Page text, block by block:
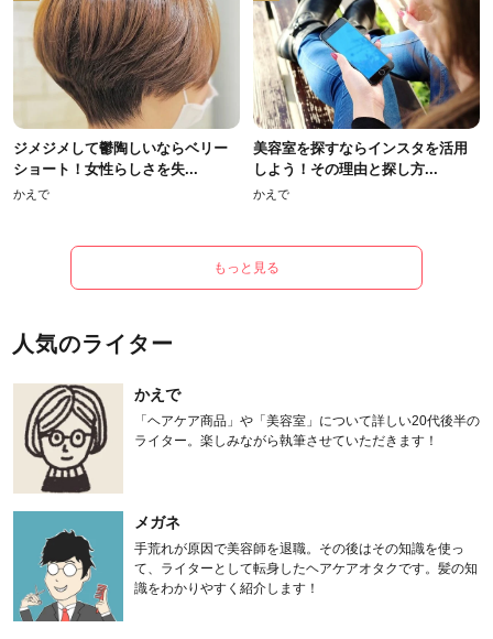
ジメジメして鬱陶しいならベリー
ショート！女性らしさを失...
かえで
美容室を探すならインスタを活用
しよう！その理由と探し方...
かえで
もっと見る
人気のライター
かえで
「ヘアケア商品」や「美容室」について詳しい20代後半の
ライター。楽しみながら執筆させていただきます！
メガネ
手荒れが原因で美容師を退職。その後はその知識を使っ
て、ライターとして転身したヘアケアオタクです。髪の知
識をわかりやすく紹介します！